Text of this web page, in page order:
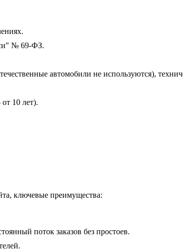
№ 69-ФЗ.
автомобили не используются),
10 лет).
ключевые преимущества:
поток заказов без простоев.